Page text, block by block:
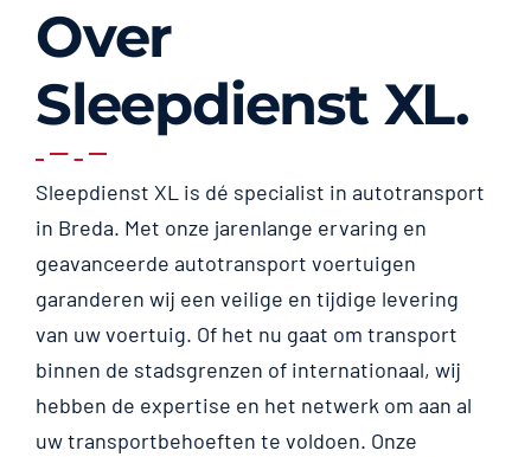
Over
Sleepdienst XL.
Sleepdienst XL is dé specialist in autotransport
in Breda. Met onze jarenlange ervaring en
geavanceerde autotransport voertuigen
garanderen wij een veilige en tijdige levering
van uw voertuig. Of het nu gaat om transport
binnen de stadsgrenzen of internationaal, wij
hebben de expertise en het netwerk om aan al
uw transportbehoeften te voldoen. Onze